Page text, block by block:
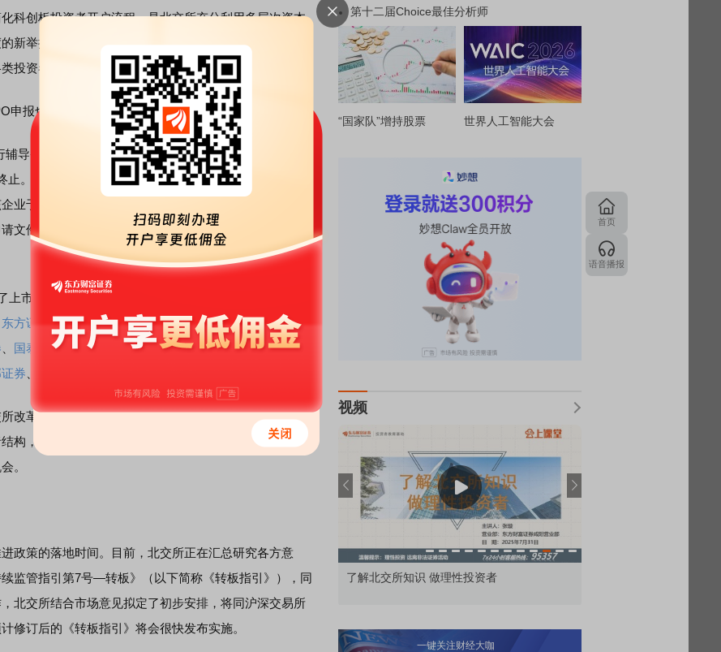
科创板投资者开户流程，是北交所充分利用多层次资本
新举措，有助于扩大北交所投资者规模，优化结构，增
投资者入市。
报也在持续增多，券商积极布局做市业务。
备案或者完成辅导备案，同时期沪深交易所仅有1家企
。有企业在申请科创板撤回后，改道北交所。9月6日，
业于2020年12月31日曾向科创板提交过首次公开发行股
文件，上交所于2021年5月26日终止了对该公司首发审
上市证券做市交易业务资格。截至9月25日，目前已有
东方证券 、 财通证券、 国信证券、国金证券、中信证券、
国泰君安 证券、安信证券、中金公司、中泰证券等17家
券
改革降低了做市商门槛，便利做市商券源获取，有利于
构，增强北交所交易定价等功能；同时，北交所利好政
。
策的落地时间。目前，北交所正在汇总研究各方意
监管指引第7号—转板》（以下简称《转板指引》），同
北交所结合市场意见拟定了初步安排，将同沪深交易所
修订后的《转板指引》将会很快发布实施。
第十二届Choice最佳分析师
“国家队”增持股票 世界人工智能大会
视频
到特色品种 了解北交所知识 做理性投资者 市价委托那么多种，究竟怎么用？
一键关注财经大咖
首页
语音播报